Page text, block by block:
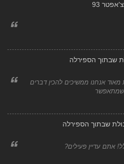
93
שבתוך הספירלה
אנחנו ממשיכים להכין דברים
שבתוך הספירלה
אתם עדיין פעילים?